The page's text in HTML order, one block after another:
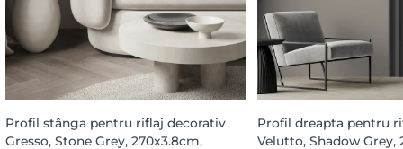
Profil stânga pentru riflaj decorativ
Gresso, Stone Grey, 270x3.8cm,
Profil dreapta pentru
Velutto, Shadow Grey,